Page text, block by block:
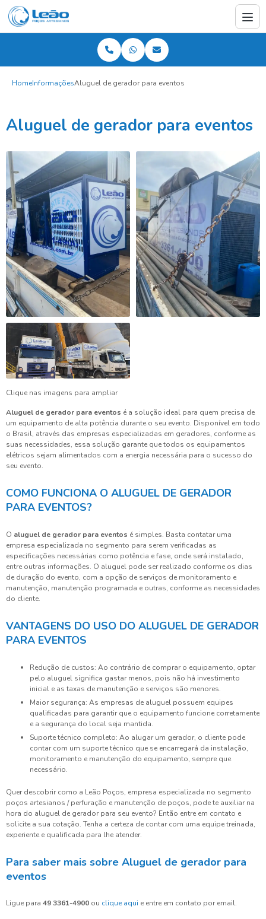
HomeInformaçõesAluguel de gerador para eventos
Aluguel de gerador para eventos
Clique nas imagens para ampliar
Aluguel de gerador para eventos é a solução ideal para quem precisa de
um equipamento de alta potência durante o seu evento. Disponível em todo
o Brasil, através das empresas especializadas em geradores, conforme as
suas necessidades, essa solução garante que todos os equipamentos
elétricos sejam alimentados com a energia necessária para o sucesso do
seu evento.
COMO FUNCIONA O ALUGUEL DE GERADOR
PARA EVENTOS?
O aluguel de gerador para eventos é simples. Basta contatar uma
empresa especializada no segmento para serem verificadas as
especificações necessárias como potência e fase, onde será instalado,
entre outras informações. O aluguel pode ser realizado conforme os dias
de duração do evento, com a opção de serviços de monitoramento e
manutenção, manutenção programada e outras, conforme as necessidades
do cliente.
VANTAGENS DO USO DO ALUGUEL DE GERADOR
PARA EVENTOS
Redução de custos: Ao contrário de comprar o equipamento, optar
pelo aluguel significa gastar menos, pois não há investimento
inicial e as taxas de manutenção e serviços são menores.
Maior segurança: As empresas de aluguel possuem equipes
qualificadas para garantir que o equipamento funcione corretamente
e a segurança do local seja mantida.
Suporte técnico completo: Ao alugar um gerador, o cliente pode
contar com um suporte técnico que se encarregará da instalação,
monitoramento e manutenção do equipamento, sempre que
necessário.
Quer descobrir como a Leão Poços, empresa especializada no segmento
poços artesianos / perfuração e manutenção de poços, pode te auxiliar na
hora do aluguel de gerador para seu evento? Então entre em contato e
solicite a sua cotação. Tenha a certeza de contar com uma equipe treinada,
experiente e qualificada para lhe atender.
Para saber mais sobre Aluguel de gerador para
eventos
Ligue para 49 3361-4900 ou clique aqui e entre em contato por email.